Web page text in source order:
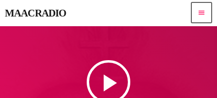
MAACRADIO menu
play_arrow